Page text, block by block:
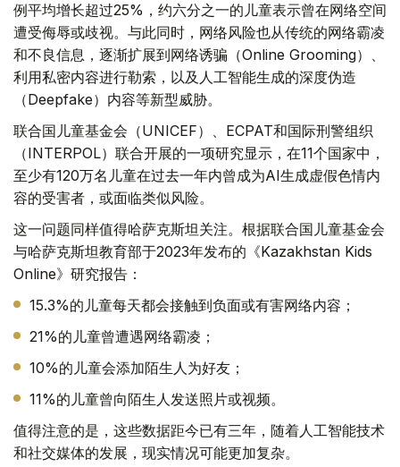
例平均增长超过25%，约六分之一的儿童表示曾在网络空间
遭受侮辱或歧视。与此同时，网络风险也从传统的网络霸凌
和不良信息，逐渐扩展到网络诱骗（Online Grooming）、
利用私密内容进行勒索，以及人工智能生成的深度伪造
（Deepfake）内容等新型威胁。
联合国儿童基金会（UNICEF）、ECPAT和国际刑警组织
（INTERPOL）联合开展的一项研究显示，在11个国家中，
至少有120万名儿童在过去一年内曾成为AI生成虚假色情内
容的受害者，或面临类似风险。
这一问题同样值得哈萨克斯坦关注。根据联合国儿童基金会
与哈萨克斯坦教育部于2023年发布的《Kazakhstan Kids
Online》研究报告：
15.3%的儿童每天都会接触到负面或有害网络内容；
21%的儿童曾遭遇网络霸凌；
10%的儿童会添加陌生人为好友；
11%的儿童曾向陌生人发送照片或视频。
值得注意的是，这些数据距今已有三年，随着人工智能技术
和社交媒体的发展，现实情况可能更加复杂。